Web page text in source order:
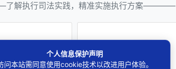
解执行司法实践，精准实施执行方案————
个人信息保护声明
问本站需同意使用cookie技术以改进用户体验。